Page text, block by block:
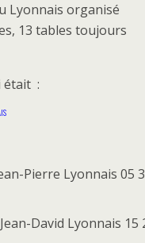
Lyonnais organisé
13 tables toujours
était :
Pierre Lyonnais 05
David Lyonnais 15